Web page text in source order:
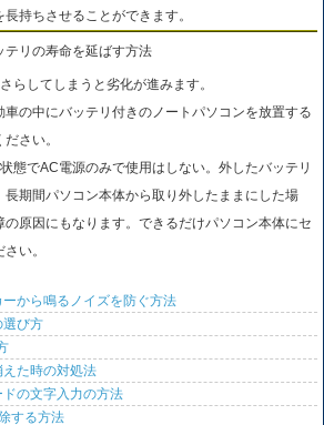
持ちさせることができます。
テリの寿命を延ばす方法
らしてしまうと劣化が進みます。
の中にバッテリ付きのノートパソコンを放置する
さい。
態でAC電源のみで使用はしない。外したバッテリ
長期間パソコン本体から取り外したままにした場
原因にもなります。できるだけパソコン本体にセ
い。
から鳴るノイズを防ぐ方法
選び方
た時の対処法
の文字入力の方法
する方法